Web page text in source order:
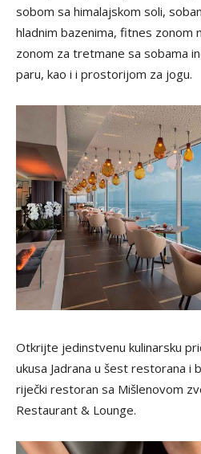
sobom sa himalajskom soli,
hladnim bazenima, fitnes zonom
zonom za tretmane sa sobama
paru, kao i i prostorijom za jogu.
Otkrijte jedinstvenu kulinarsku
ukusa Jadrana u šest restorana i
riječki restoran sa Mišlenovom
Restaurant & Lounge.